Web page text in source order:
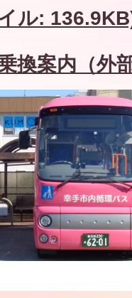
ル:
換案内（外